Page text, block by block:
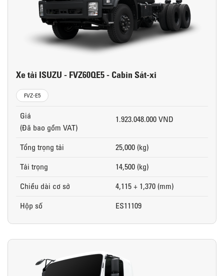
Xe tải ISUZU - FVZ60QE5 - Cabin Sát-xi
FVZ-E5
Giá
(Đã bao gồm VAT)
1.923.048.000 VND
Tổng trọng tải
25,000 (kg)
Tải trọng
14,500 (kg)
Chiều dài cơ sở
4,115 + 1,370 (mm)
Hộp số
ES11109